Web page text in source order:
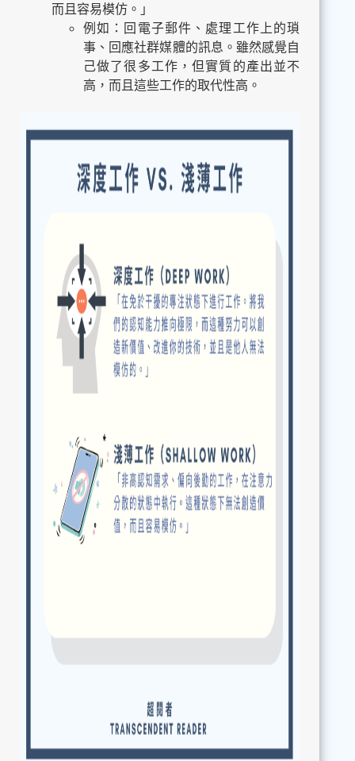
而且容易模仿。」
例如：回電子郵件、處理工作上的瑣
事、回應社群媒體的訊息。雖然感覺自
己做了很多工作，但實質的產出並不
高，而且這些工作的取代性高。